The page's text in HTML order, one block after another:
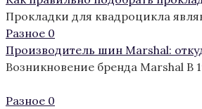
Прокладки для квадроцикла
Разное 0
Производитель шин Marshal:
Возникновение бренда Marshal В
Разное 0